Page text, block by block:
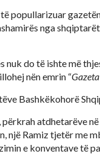
popullarizuar
nga
nuk do të ishte më
nën emrin “
Bashkëkohorë
atdhetarëve
një Ramiz tjetër me
e konventave të